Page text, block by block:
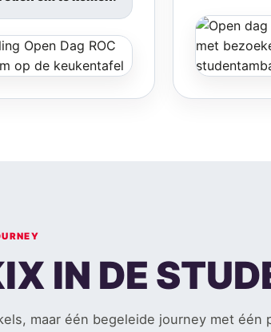
IN DE
maar één begeleide journey met